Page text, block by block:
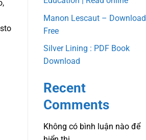
Manon Lescaut – Download
Free
Silver Lining : PDF Book
Download
Recent
Comments
Không có bình luận nào để